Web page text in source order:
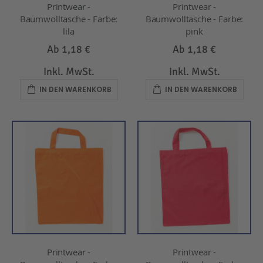
Printwear -
Baumwolltasche - Farbe:
lila
Ab 1,18 €
Inkl. MwSt.
IN DEN WARENKORB
Printwear -
Baumwolltasche - Farbe:
pink
Ab 1,18 €
Inkl. MwSt.
IN DEN WARENKORB
Printwear -
Printwear -